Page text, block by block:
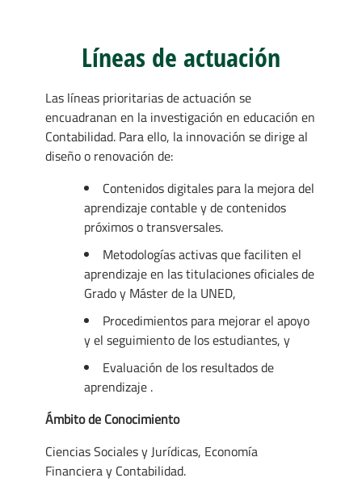
Líneas de actuación
Las líneas prioritarias de actuación se
encuadranan en la investigación en educación en
Contabilidad. Para ello, la innovación se dirige al
diseño o renovación de:
Contenidos digitales para la mejora del
aprendizaje contable y de contenidos
próximos o transversales.
Metodologías activas que faciliten el
aprendizaje en las titulaciones oficiales de
Grado y Máster de la UNED,
Procedimientos para mejorar el apoyo
y el seguimiento de los estudiantes, y
Evaluación de los resultados de
aprendizaje .
Ámbito de Conocimiento
Ciencias Sociales y Jurídicas, Economía
Financiera y Contabilidad.